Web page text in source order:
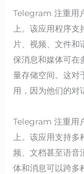
Telegram 注重用
上。该应用程序支
片、视频、文件
保消息和媒体可在
量存储空间。这对
用，因为他们的对
Telegram 注重用
上。该应用支持多
频、文档甚至语音
体和消息可以跨多